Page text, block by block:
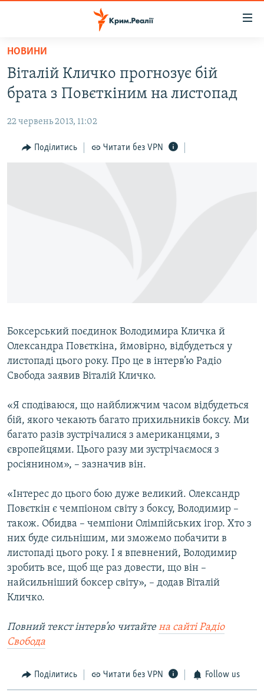
Перейти
основного
матеріалу
Перейти
до
навігації
Перейти
ВОДА.КРИМ
ВІДЕО ТА ФОТО
ПОЛІТИКА
БЛОГИ
ІНФОГРАФІКА
ДОЛУЧАЙСЯ!
НОВИНИ
Віталій Кличко прогнозує бій
брата з Повєткіним на листопад
22 червень 2013, 11:02
Поділитись Читати без VPN
Боксерський поєдинок Володимира Кличка й
Олександра Повєткіна, ймовірно, відбудеться у
листопаді цього року. Про це в інтерв’ю Радіо
Свобода заявив Віталій Кличко.
«Я сподіваюся, що найближчим часом відбудеться
бій, якого чекають багато прихильників боксу. Ми
багато разів зустрічалися з американцями, з
європейцями. Цього разу ми зустрічаємося з
росіянином», – зазначив він.
«Інтерес до цього бою дуже великий. Олександр
Повєткін є чемпіоном світу з боксу, Володимир –
також. Обидва – чемпіони Олімпійських ігор. Хто з
них буде сильнішим, ми зможемо побачити в
листопаді цього року. І я впевнений, Володимир
зробить все, щоб ще раз довести, що він –
найсильніший боксер світу», – додав Віталій
Кличко.
Повний текст інтерв’ю читайтена сайті Радіо
Свобода
Поділитись Читати без VPN Follow us